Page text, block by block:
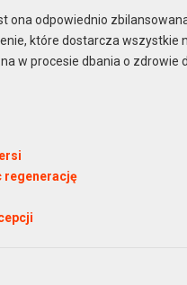
ona odpowiednio
które dostarcza wszystkie
w procesie dbania o zdrowie
regenerację